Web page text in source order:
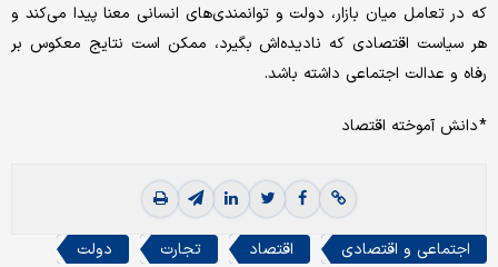
که در تعامل میان بازار، دولت و توانمندی‌های انسانی معنا پیدا می‌کند و
هر سیاست اقتصادی که نادیده‌اش بگیرد، ممکن است نتایج معکوس بر
رفاه و عدالت اجتماعی داشته باشد.
* دانش آموخته اقتصاد
اجتماعی و اقتصادی اقتصاد تجارت
دولت